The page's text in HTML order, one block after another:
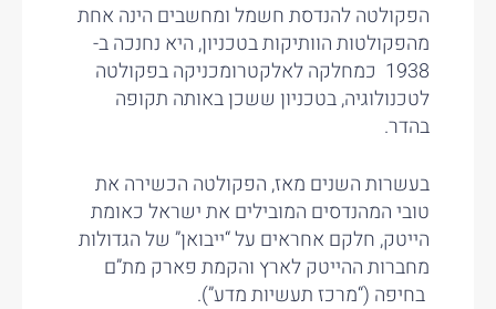
הפקולטה להנדסת חשמל ומחשבים הינה אחת
מהפקולטות הוותיקות בטכניון, היא נחנכה ב-
1938 כמחלקה לאלקטרומכניקה בפקולטה
לטכנולוגיה, בטכניון ששכן באותה תקופה
בהדר.
בעשרות השנים מאז, הפקולטה הכשירה את
טובי המהנדסים המובילים את ישראל כאומת
הייטק, חלקם אחראים על “ייבואן” של הגדולות
מחברות ההייטק לארץ והקמת פארק מת”ם
בחיפה (“מרכז תעשיות מדע”).